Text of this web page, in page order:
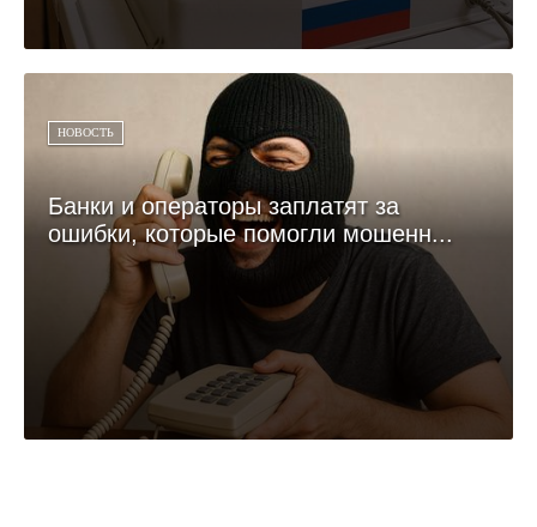
НОВОСТЬ
Банки и операторы заплатят за
ошибки, которые помогли мошенн...